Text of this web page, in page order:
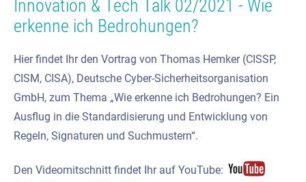
Innovation & Tech Talk 02/2021 - Wie
erkenne ich Bedrohungen?
Hier findet Ihr den Vortrag von Thomas Hemker (CISSP,
CISM, CISA), Deutsche Cyber-Sicherheitsorganisation
GmbH, zum Thema „Wie erkenne ich Bedrohungen? Ein
Ausflug in die Standardisierung und Entwicklung von
Regeln, Signaturen und Suchmustern“.
Den Videomitschnitt findet Ihr auf YouTube: